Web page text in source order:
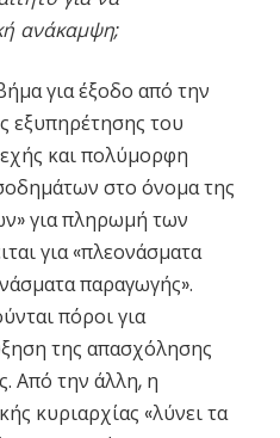
ανάκαμψη;
για έξοδο από την
εξυπηρέτησης του
και πολύμορφη
στο όνομα της
για πληρωμή των
για «πλεονάσματα
παραγωγής».
πόροι για
της απασχόλησης
Από την άλλη, η
κυριαρχίας «λύνει τα